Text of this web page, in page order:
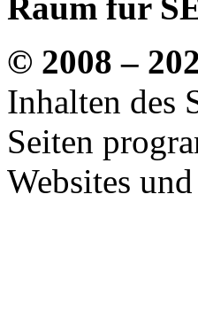
© 2008 –
Inhalten des
Seiten
Websites